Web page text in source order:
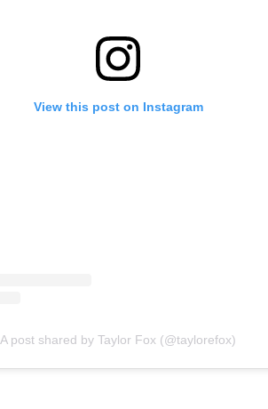
View this post on Instagram
A post shared by Taylor Fox (@taylorefox)